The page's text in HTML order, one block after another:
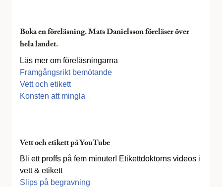
Boka en föreläsning. Mats Danielsson föreläser över
hela landet.
Läs mer om föreläsningarna
Framgångsrikt bemötande
Vett och etikett
Konsten att mingla
Vett och etikett på YouTube
Bli ett proffs på fem minuter! Etikettdoktorns videos i
vett & etikett
Slips på begravning